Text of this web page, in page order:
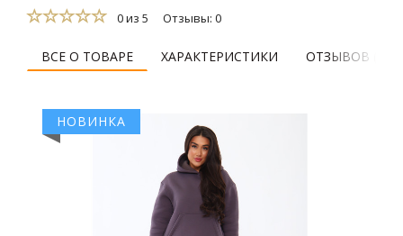
0 из 5 Отзывы: 0
ВСЕ О ТОВАРЕ ХАРАКТЕРИСТИКИ ОТЗЫВОВ (0)
НОВИНКА